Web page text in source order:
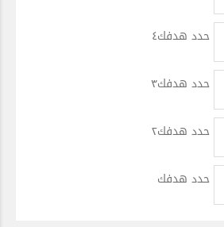
حدد هدفك٤
حدد هدفك٣
حدد هدفك٢
حدد هدفك